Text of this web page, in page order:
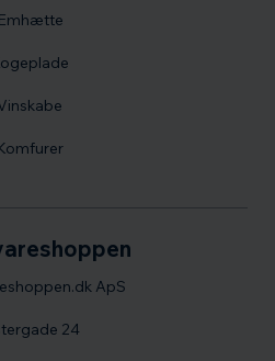
ApS
24
Emhætte